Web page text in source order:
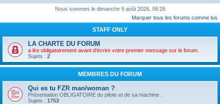
c
c
Nous sommes le dimanche 9 août 2026, 06:26
Marquer tous les forums comme lus
STAFF ONLY
LA CHARTE DU FORUM
a lire obligatoirement avant d'écrire votre premier message sur le forum.
Sujets : 2
MEMBRES DU FORUM
Qui es tu FZR man/woman ?
Présentation OBLIGATOIRE du pilote et de sa machine .
Sujets : 1753